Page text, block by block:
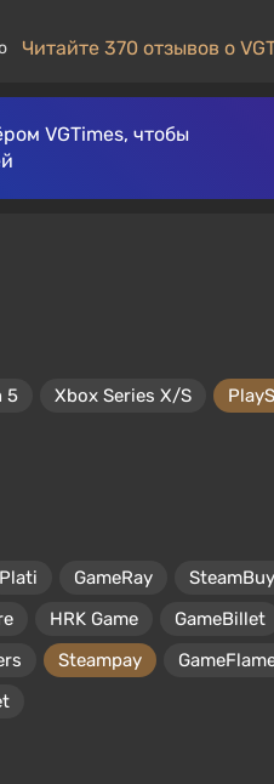
Читайте 370 отзывов о
VGTimes, чтобы
5 Xbox Series X/S
Plati GameRay SteamBuy
HRK Game GameBillet
Steampay